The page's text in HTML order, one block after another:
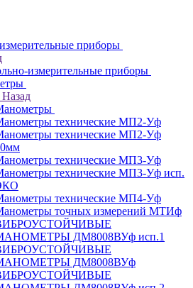
приборы
измерительные приборы
Назад
технические МП2-Уф
технические МП2-Уф
технические МП3-Уф
технические МП3-Уф исп.
технические МП4-Уф
точных измерений МТИф
ДМ8008ВУф исп.1
ДМ8008ВУф